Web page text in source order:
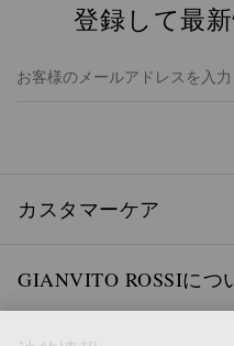
登録して最
カスタマーケア
GIANVITO ROSSIにつ